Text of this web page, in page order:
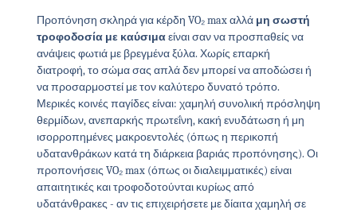
Προπόνηση σκληρά για κέρδη VO₂ max αλλά μη σωστή
τροφοδοσία με καύσιμαείναι σαν να προσπαθείς να
ανάψεις φωτιά με βρεγμένα ξύλα. Χωρίς επαρκή
διατροφή, το σώμα σας απλά δεν μπορεί να αποδώσει ή
να προσαρμοστεί με τον καλύτερο δυνατό τρόπο.
Μερικές κοινές παγίδες είναι: χαμηλή συνολική πρόσληψη
θερμίδων, ανεπαρκής πρωτεΐνη, κακή ενυδάτωση ή μη
ισορροπημένες μακροεντολές (όπως η περικοπή
υδατανθράκων κατά τη διάρκεια βαριάς προπόνησης). Οι
προπονήσεις VO₂ max (όπως οι διαλειμματικές) είναι
απαιτητικές και τροφοδοτούνται κυρίως από
υδατάνθρακες - αν τις επιχειρήσετε με δίαιτα χαμηλή σε